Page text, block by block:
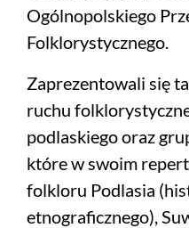
Ogólnopolskiego
Folklorystycznego.
Zaprezentowali się
ruchu
podlaskiego oraz
które w swoim
folkloru Podlasia
etnograficznego),